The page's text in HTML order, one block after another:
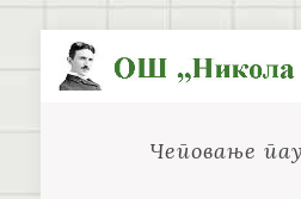
Чеповање